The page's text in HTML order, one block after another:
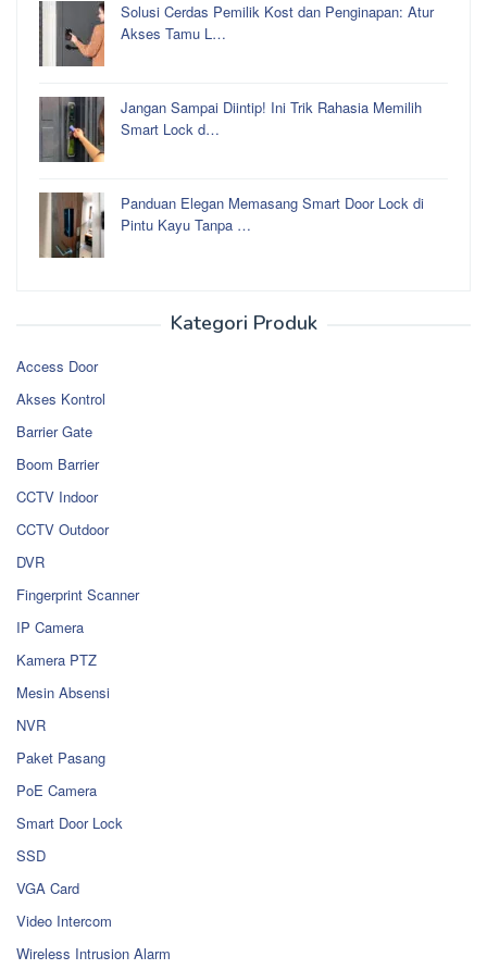
Solusi Cerdas Pemilik Kost dan Penginapan: Atur
Akses Tamu L…
Jangan Sampai Diintip! Ini Trik Rahasia Memilih
Smart Lock d…
Panduan Elegan Memasang Smart Door Lock di
Pintu Kayu Tanpa …
Kategori Produk
Access Door
Akses Kontrol
Barrier Gate
Boom Barrier
CCTV Indoor
CCTV Outdoor
DVR
Fingerprint Scanner
IP Camera
Kamera PTZ
Mesin Absensi
NVR
Paket Pasang
PoE Camera
Smart Door Lock
SSD
VGA Card
Video Intercom
Wireless Intrusion Alarm